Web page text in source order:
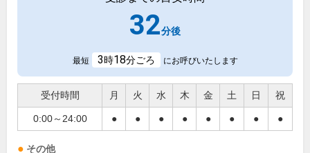
32分後
最短 3時18分ごろ にお呼びいたします
受付時間 月 火 水 木 金 土 日 祝
0:00～24:00 ● ● ● ● ● ● ● ●
その他